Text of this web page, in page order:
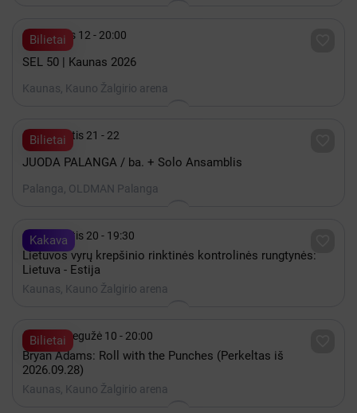
Bilietai
 Gruodis 12 - 20:00
SEL 50 | Kaunas 2026
Kaunas, Kauno Žalgirio arena
Bilietai
 Rugpjūtis 21 - 22
JUODA PALANGA / ba. + Solo Ansamblis
Palanga, OLDMAN Palanga
Kakava
 Rugpjūtis 20 - 19:30
Lietuvos vyrų krepšinio rinktinės kontrolinės rungtynės:
Lietuva - Estija
Kaunas, Kauno Žalgirio arena
Bilietai
 2027 Gegužė 10 - 20:00
Bryan Adams: Roll with the Punches (Perkeltas iš
2026.09.28)
Kaunas, Kauno Žalgirio arena